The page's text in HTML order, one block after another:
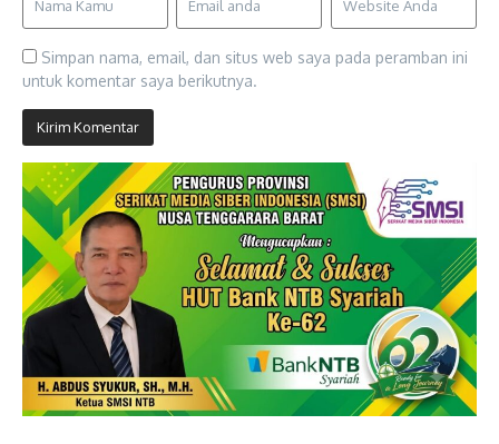
Simpan nama, email, dan situs web saya pada peramban ini
untuk komentar saya berikutnya.